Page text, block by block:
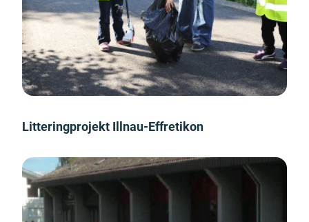
Litteringprojekt Illnau-Effretikon